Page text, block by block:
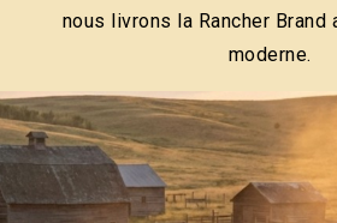
nous livrons la Rancher Brand
moderne.